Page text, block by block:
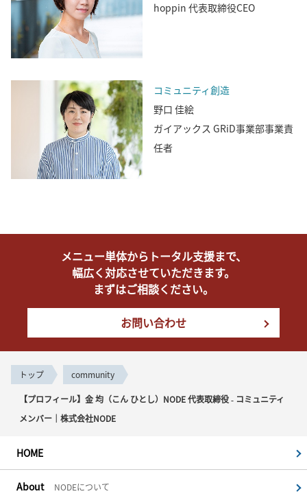
hoppin 代表取締役CEO
コミュニティ創造
野口 佳絵
ガイアックス GRiD事業部事業責
任者
メニュー単体からトータル支援まで、
幅広く対応させていただきます。
まずはご相談ください。
お問い合わせ
トップ community
【プロフィール】金 均（こん ひとし）NODE 代表取締役 ‐ コミュニティ
メンバー｜株式会社NODE
HOME
About NODEについて